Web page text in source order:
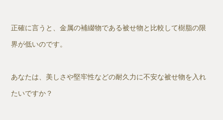
正確に言うと、金属の補綴物である被せ物と比較して樹脂の限
界が低いのです。
あなたは、美しさや堅牢性などの耐久力に不安な被せ物を入れ
たいですか？